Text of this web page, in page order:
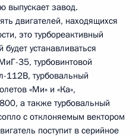
выпускает завод.
двигателей, находящихся
это турбореактивный
устанавливаться
35, турбовинтовой
112В, турбовальный
«Ми» и «Ка»,
а также турбовальный
с отклоняемым вектором
поступит в серийное